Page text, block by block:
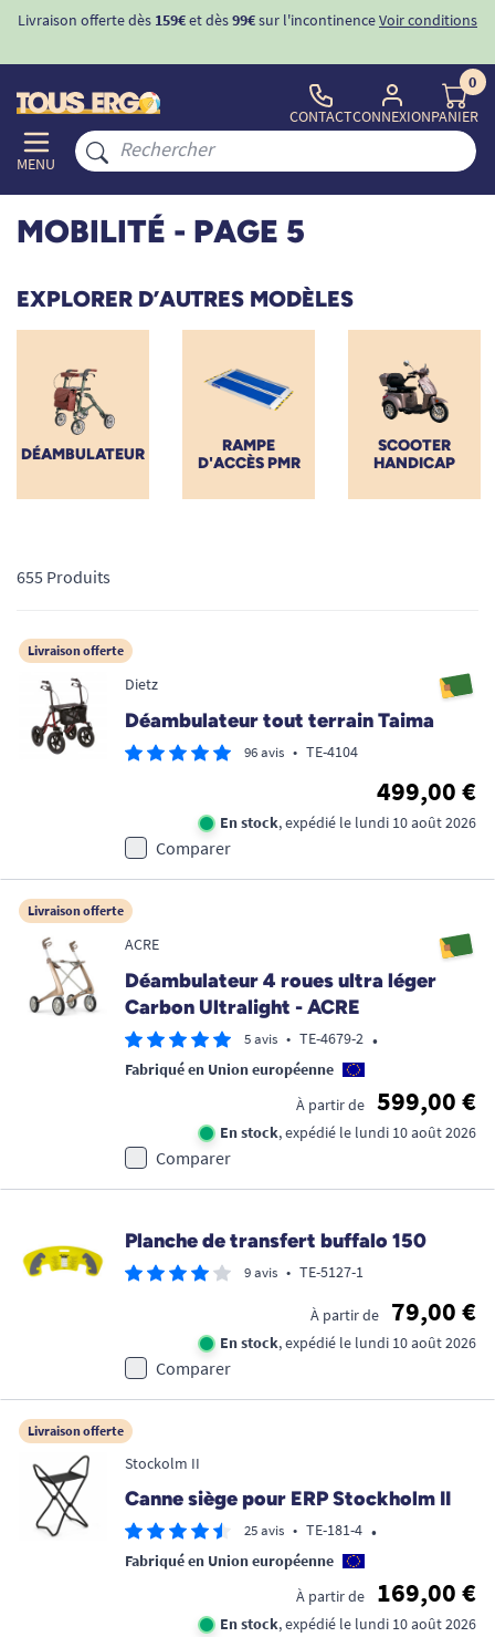
-10%avec le code "BIENVENUE" pourla 1ère commande
MENU
CONTACTCONNEXION
0
PANIER
MOBILITÉ - PAGE 5
EXPLORER D’AUTRES MODÈLES
DÉAMBULATEUR
RAMPE
D'ACCÈS PMR
SCOOTER
HANDICAP
655 Produits
Livraison offerte
Dietz
Déambulateur tout terrain Taima
96 avis • TE-4104
499,00 €
En stock, expédié le lundi 10 août 2026
Comparer
Livraison offerte
ACRE
Déambulateur 4 roues ultra léger
Carbon Ultralight - ACRE
5 avis • TE-4679-2 •
Fabriqué en Union européenne
À partir de
599,00 €
En stock, expédié le lundi 10 août 2026
Comparer
Planche de transfert buffalo 150
9 avis • TE-5127-1
À partir de 79,00 €
En stock, expédié le lundi 10 août 2026
Comparer
Livraison offerte
Stockolm II
Canne siège pour ERP Stockholm II
25 avis • TE-181-4 •
Fabriqué en Union européenne
À partir de
169,00 €
En stock, expédié le lundi 10 août 2026